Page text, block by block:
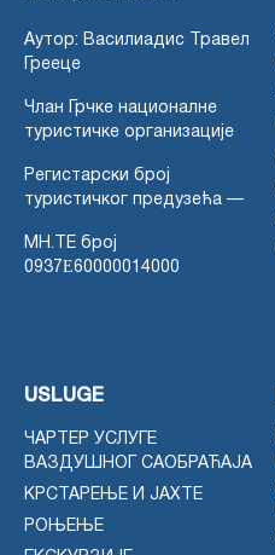
Аутор: Василиадис Травел
Грееце
Члан Грчке националне
туристичке организације
Регистарски број
туристичког предузећа —
MH.TE број
0937Ε60000014000
USLUGE
ЧАРТЕР УСЛУГЕ
ВАЗДУШНОГ САОБРАЋАЈА
КРСТАРЕЊЕ И ЈАХТЕ
РОЊЕЊЕ